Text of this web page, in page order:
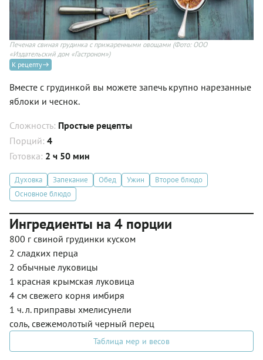
Печеная свиная грудинка с прижаренными овощами (Фото: ООО
«Издательский дом «Гастроном»)
К рецепту
Вместе с грудинкой вы можете запечь крупно нарезанные
яблоки и чеснок.
Сложность: Простые рецепты
Порций: 4
Готовка: 2 ч 50 мин
Духовка Запекание Обед Ужин
Второе блюдо
Основное блюдо
Ингредиенты на 4 порции
800 г свиной грудинки куском
2 сладких перца
2 обычные луковицы
1 красная крымская луковица
4 см свежего корня имбиря
1 ч. л. приправы хмелисунели
соль, свежемолотый черный перец
Таблица мер и весов